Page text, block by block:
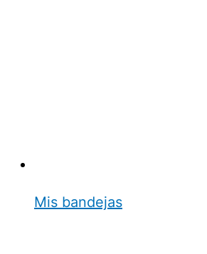
Mis bandejas